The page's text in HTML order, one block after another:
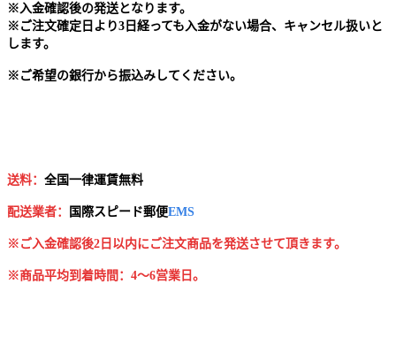
※ 入金確認後の発送となります。
※ ご注文確定日より3日経っても入金がない場合、キャンセル扱いと
します。
※ ご希望の銀行から振込みしてください。
送料： 全国一律運賃無料
配送業者： 国 際スピード郵便EMS
※ご入金確認後2日以内にご注文商品を発送させて頂きます。
※商品平均到着時間：4～6営業日。